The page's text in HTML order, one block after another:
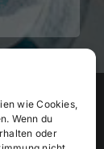
wie Cookies,
Wenn du
oder